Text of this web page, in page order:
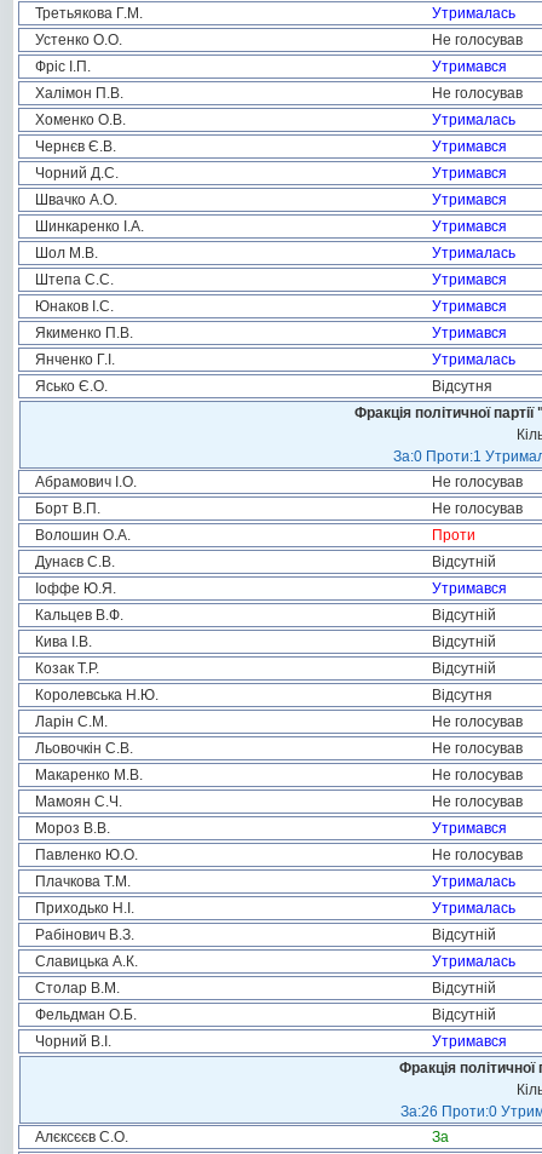
Третьякова Г.М.
Утрималась
Устенко О.О.
Не голосував
Фріс І.П.
Утримався
Халімон П.В.
Не голосував
Хоменко О.В.
Утрималась
Чернєв Є.В.
Утримався
Чорний Д.С.
Утримався
Швачко А.О.
Утримався
Шинкаренко І.А.
Утримався
Шол М.В.
Утрималась
Штепа С.С.
Утримався
Юнаков І.С.
Утримався
Якименко П.В.
Утримався
Янченко Г.І.
Утрималась
Ясько Є.О.
Відсутня
Фракція політичної
За:0 Проти:1
Абрамович І.О.
Не голосував
Борт В.П.
Не голосував
Волошин О.А.
Проти
Дунаєв С.В.
Відсутній
Іоффе Ю.Я.
Утримався
Кальцев В.Ф.
Відсутній
Кива І.В.
Відсутній
Козак Т.Р.
Відсутній
Королевська Н.Ю.
Відсутня
Ларін С.М.
Не голосував
Льовочкін С.В.
Не голосував
Макаренко М.В.
Не голосував
Мамоян С.Ч.
Не голосував
Мороз В.В.
Утримався
Павленко Ю.О.
Не голосував
Плачкова Т.М.
Утрималась
Приходько Н.І.
Утрималась
Рабінович В.З.
Відсутній
Славицька А.К.
Утрималась
Столар В.М.
Відсутній
Фельдман О.Б.
Відсутній
Чорний В.І.
Утримався
Фракція
За:26 Проти:0
Алєксєєв С.О.
За